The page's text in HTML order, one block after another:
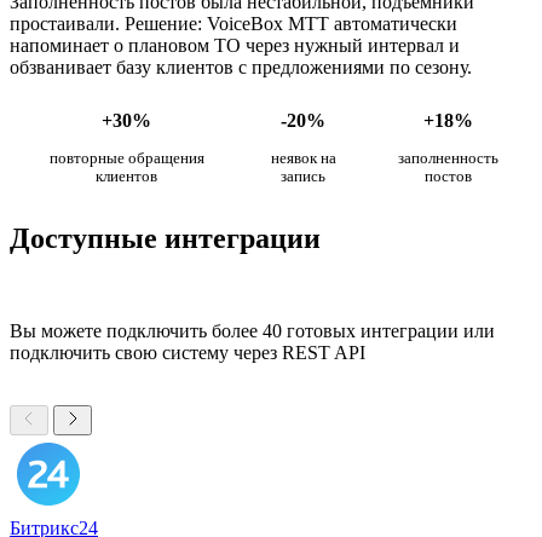
простаивали. Решение: VoiceBox МТТ автоматически
напоминает о плановом ТО через нужный интервал и
обзванивает базу клиентов с предложениями по сезону.
+30% -20% +18%
повторные обращения
клиентов
неявок на
запись
заполненность
постов
Доступные интеграции
Вы можете подключить более 40 готовых интеграции или
подключить свою систему через REST API
Битрикс24